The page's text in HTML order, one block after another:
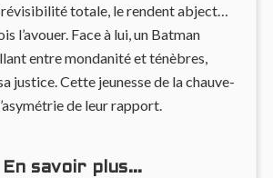
totale, le rendent abject…
l’avouer. Face à lui, un Batman
entre mondanité et ténèbres,
justice. Cette jeunesse de la chauve-
de leur rapport.
En savoir plus…